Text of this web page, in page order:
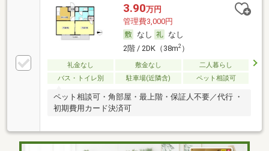
3.90万円
管理費3,000円
なし
なし
2階 / 2DK（38m2）
礼金なし 敷金なし
二人暮らし
バス・トイレ別
駐車場(近隣含) ペット相談可
ペット相談可・角部屋・最上階・保証人不要／代行 ・
初期費用カード決済可